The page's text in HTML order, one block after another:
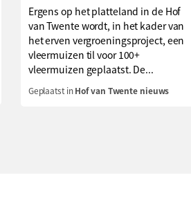
Ergens op het platteland in de Hof
van Twente wordt, in het kader van
het erven vergroeningsproject, een
vleermuizen til voor 100+
vleermuizen geplaatst. De...
Geplaatst inHof van Twente nieuws